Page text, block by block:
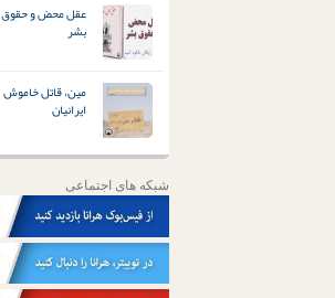
عقل محض و حقوق
بشر
مین، قاتل خاموش
ایرانیان
شبکه های اجتماعی